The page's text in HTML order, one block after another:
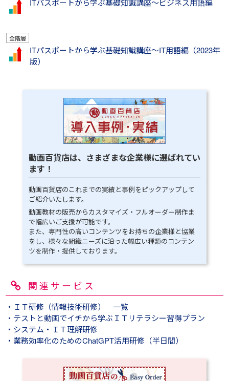
全階層
ITパスポートから学ぶ基礎知識講座～IT用語編（2023年
版）
動画百貨店は、さまざまな企業様に選ばれてい
ます！
動画百貨店のこれまでの実績と事例をピックアップして
ご紹介いたします。
動画教材の販売からカスタマイズ・フルオーダー制作ま
で幅広いご支援が可能です。
また、専門性の高いコンテンツをお持ちの企業様と協業
をし、様々な組織ニーズに沿った幅広い種類のコンテン
ツを制作・提供しております。
関連サービス
・ＩＴ研修（情報技術研修） 一覧
・テストと動画でイチから学ぶＩＴリテラシー習得プラン
・システム・ＩＴ理解研修
・業務効率化のためのChatGPT活用研修（半日間）